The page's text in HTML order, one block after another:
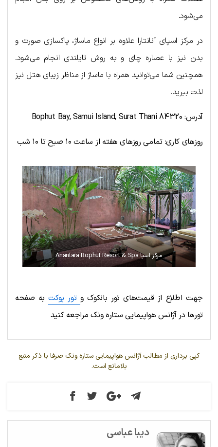
می‌شود.
در مرکز اسپای آنانتارا علاوه بر انواع ماساژ، پاکسازی صورت و
بدن نیز با عصاره چای و به روش تایلندی انجام می‌شود.
همچنین شما می‌توانید همراه با ماساژ از مناظر زیبای هتل نیز
لذت ببرید.
آدرس: Bophut Bay, Samui Island, Surat Thani 84320
روزهای کاری: تمامی روزهای هفته از ساعت ۱۰ صبح تا ۱۰ شب
مرکز اسپا Anantara Bophut Resort & Spa
جهت اطلاع از قیمت‌های تور بانکوک و تور پوکتبه صفحه
تورها در آژانس هواپیمایی ستاره ونک مراجعه کنید
کپی برداری از مطالب آژانس هواپیمایی ستاره ونک صرفا با ذکر منبع
بلامانع است.
دیبا عباسی